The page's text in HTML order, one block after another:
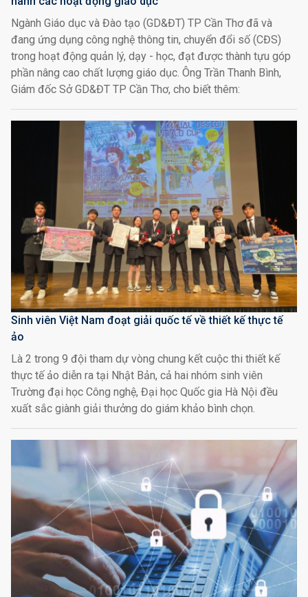
Ngành Giáo dục và Đào tạo (GD&ĐT) TP Cần Thơ đã và
đang ứng dụng công nghệ thông tin, chuyển đổi số (CĐS)
trong hoạt động quản lý, dạy - học, đạt được thành tựu góp
phần nâng cao chất lượng giáo dục. Ông Trần Thanh Bình,
Giám đốc Sở GD&ĐT TP Cần Thơ, cho biết thêm:
Sinh viên Việt Nam đoạt giải quốc tế về thiết kế thực tế
ảo
Là 2 trong 9 đội tham dự vòng chung kết cuộc thi thiết kế
thực tế ảo diễn ra tại Nhật Bản, cả hai nhóm sinh viên
Trường đại học Công nghệ, Đại học Quốc gia Hà Nội đều
xuất sắc giành giải thưởng do giám khảo bình chọn.